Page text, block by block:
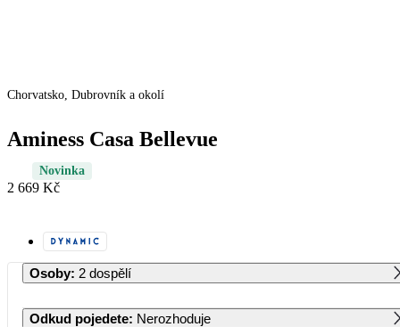
Chorvatsko, Dubrovník a okolí
Aminess Casa Bellevue
Novinka
2 669 Kč
Osoby: 2 dospělí
Odkud pojedete: Nerozhoduje